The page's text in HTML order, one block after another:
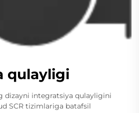
qulayligi
dizayni integratsiya qulayligini
SCR tizimlariga batafsil